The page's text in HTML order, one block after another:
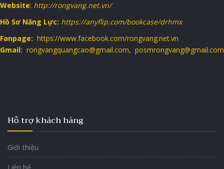
Website: http://rongvang.net.vn/
Hồ Sơ Năng Lực: https://anyflip.com/bookcase/drhmx
Fanpage: https://www.facebook.com/rongvang.net.vn
Gmail: rongvangquangcao@gmail.com, posmrongvang@gmail.com
Hỗ trợ khách hàng
Giới thiệu